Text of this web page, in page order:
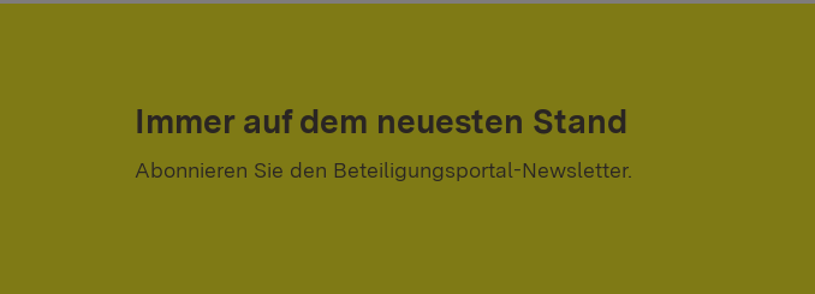
Immer auf dem neuesten Stand
Abonnieren Sie den Beteiligungsportal-Newsletter.